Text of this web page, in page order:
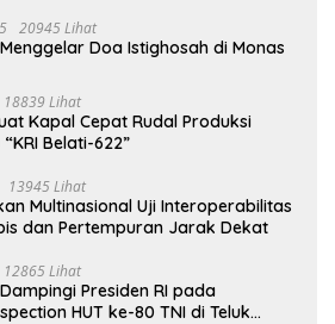
20945 Lihat
Doa Istighosah di Monas
18839 Lihat
Kapal Cepat Rudal Produksi
Belati-622”
13945 Lihat
Multinasional Uji Interoperabilitas
dan Pertempuran Jarak Dekat
12865 Lihat
Presiden RI pada
HUT ke-80 TNI di Teluk